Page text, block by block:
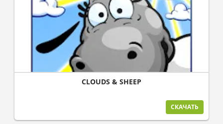
CLOUDS & SHEEP
СКАЧАТЬ